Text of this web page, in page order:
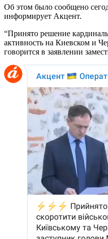
Об этом было сообщено
информирует Акцент.
“Принято решение
активность на Киевском и
говорится в заявлении